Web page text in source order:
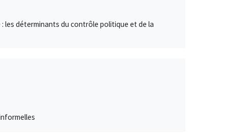
les déterminants du contrôle politique et de la